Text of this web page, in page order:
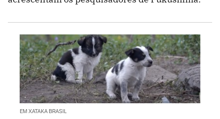
EM XATAKA BRASIL